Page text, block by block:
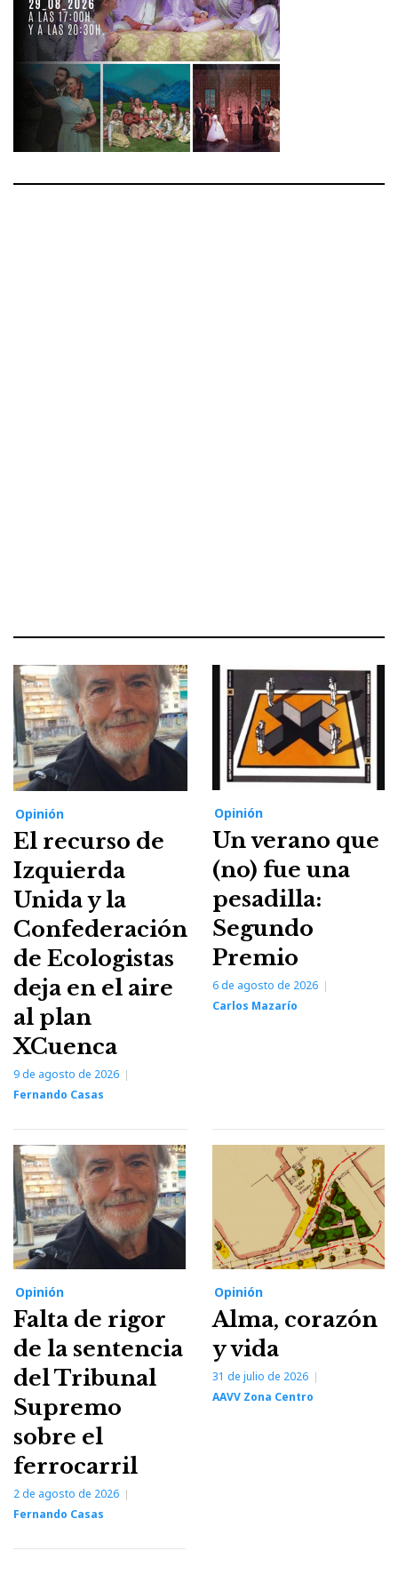
Opinión
El recurso de
Izquierda
Unida y la
Confederación
de Ecologistas
deja en el aire
al plan
XCuenca
9 de agosto de 2026
Fernando Casas
Opinión
Un verano que
(no) fue una
pesadilla:
Segundo
Premio
6 de agosto de 2026
Carlos Mazarío
Opinión
Falta de rigor
de la sentencia
del Tribunal
Supremo
sobre el
ferrocarril
2 de agosto de 2026
Fernando Casas
Opinión
Alma, corazón
y vida
31 de julio de 2026
AAVV Zona Centro